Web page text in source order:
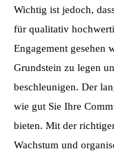
Wichtig ist jedoch,
für qualitativ
Engagement gesehen
Grundstein zu legen
beschleunigen. Der
wie gut Sie Ihre
bieten. Mit der
Wachstum und